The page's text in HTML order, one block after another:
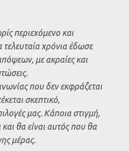
περιεχόμενο και
χρόνια έδωσε
με ακραίες και
που δεν εκφράζεται
σκεπτικό,
μας. Κάποια στιγμή,
θα είναι αυτός που θα
μέρας.